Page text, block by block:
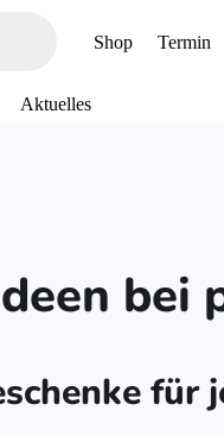
Shop Termin
Aktuelles
bei
für